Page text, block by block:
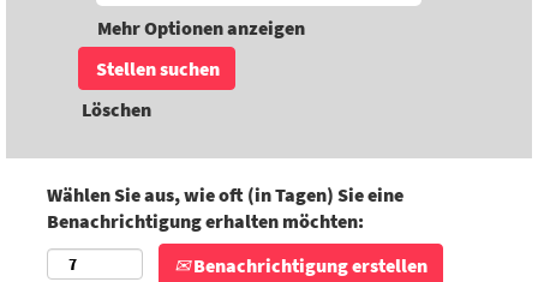
Mehr Optionen anzeigen
Löschen
Wählen Sie aus, wie oft (in Tagen) Sie eine
Benachrichtigung erhalten möchten:
Benachrichtigung erstellen